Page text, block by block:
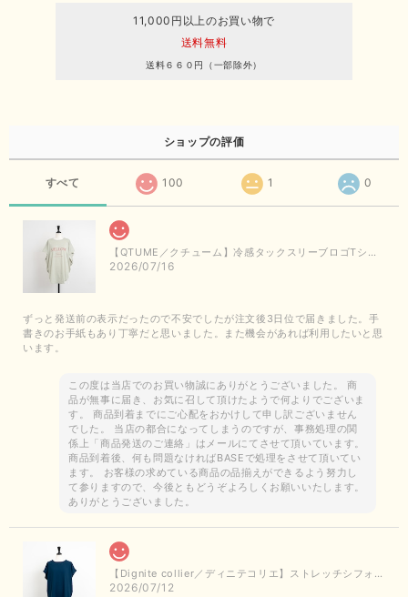
11,000円以上のお買い物で
送料無料
送料６６０円（一部除外）
ショップの評価
すべて 100 1 0
【QTUME／クチューム】冷感タックスリーブロゴTシャツ（ライトグレー）
2026/07/16
ずっと発送前の表示だったので不安でしたが注文後3日位で届きました。手
書きのお手紙もあり丁寧だと思いました。また機会があれば利用したいと思
います。
この度は当店でのお買い物誠にありがとうございました。 商
品が無事に届き、お気に召して頂けたようで何よりでございま
す。 商品到着までにご心配をおかけして申し訳ございません
でした。 当店の都合になってしまうのですが、事務処理の関
係上「商品発送のご連絡」はメールにてさせて頂いています。
商品到着後、何も問題なければBASEで処理をさせて頂いてい
ます。 お客様の求めている商品の品揃えができるよう努力し
て参りますので、今後ともどうぞよろしくお願いいたします。
ありがとうございました。
【Dignite collier／ディニテコリエ】ストレッチシフォンブラウス（ブルー）＊再入荷予定
2026/07/12